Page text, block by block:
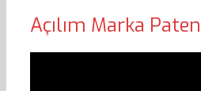
Açılım Marka